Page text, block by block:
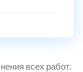
всех работ.